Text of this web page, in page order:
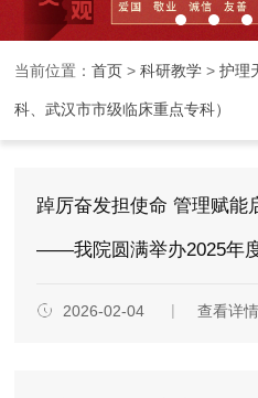
当前位置：首页 >科研教学 >护理
科、武汉市市级临床重点专科）
踔厉奋发担使命 管理赋能
——我院圆满举办2025年度护士
2026-02-04 查看详情